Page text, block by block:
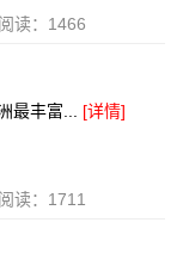
读：1466
最丰富... [详情]
读：1711